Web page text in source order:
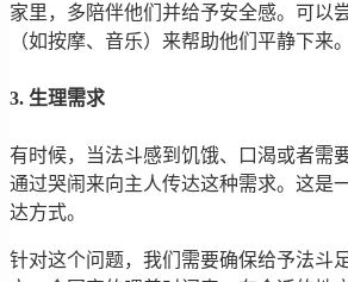
家里，多陪伴他们并给予安全感。可以
（如按摩、音乐）来帮助他们平静下来。
3. 生理需求
有时候，当法斗感到饥饿、口渴或者需
通过哭闹来向主人传达这种需求。这是
达方式。
针对这个问题，我们需要确保给予法斗